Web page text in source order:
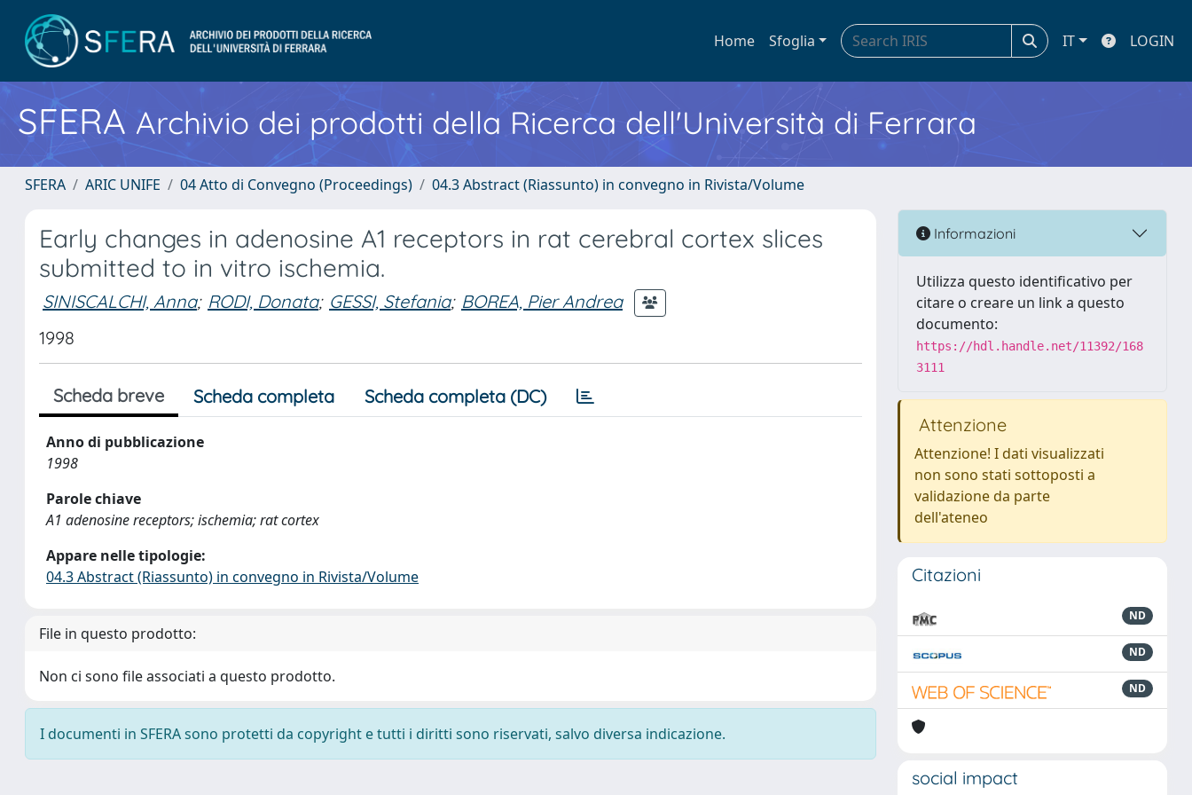
Home Sfoglia IT LOGIN
SFERA Archivio dei prodotti della Ricerca dell'Università di Ferrara
SFERA ARIC UNIFE 04 Atto di Convegno (Proceedings) 04.3 Abstract (Riassunto) in convegno in Rivista/Volume
Early changes in adenosine A1 receptors in rat cerebral cortex slices
submitted to in vitro ischemia.
SINISCALCHI, Anna; RODI, Donata; GESSI, Stefania; BOREA, Pier Andrea
1998
Scheda breve Scheda completa Scheda completa (DC)
Anno di pubblicazione
1998
Parole chiave
A1 adenosine receptors; ischemia; rat cortex
Appare nelle tipologie:
04.3 Abstract (Riassunto) in convegno in Rivista/Volume
File in questo prodotto:
Non ci sono file associati a questo prodotto.
I documenti in SFERA sono protetti da copyright e tutti i diritti sono riservati, salvo diversa indicazione.
Informazioni
Utilizza questo identificativo per
citare o creare un link a questo
documento:
https://hdl.handle.net/11392/168
3111
Attenzione
Attenzione! I dati visualizzati
non sono stati sottoposti a
validazione da parte
dell'ateneo
Citazioni
ND
ND
ND
social impact